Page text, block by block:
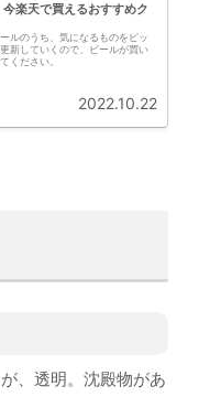
楽天で買えるおすすめク
ルのうち、気になるものをピッ
新していくので、ビールが買い
ください。
2022.10.22
、透明。沈殿物があ